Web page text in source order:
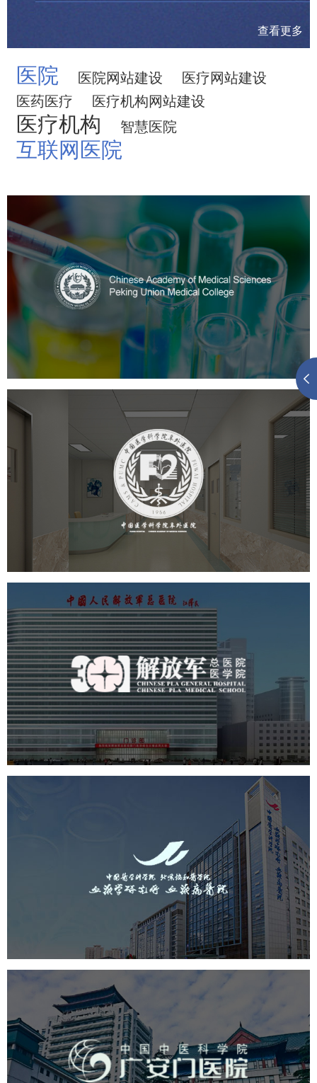
查看更多
医院 医院网站建设
医疗网站建设
医药医疗
医疗机构网站建设
医疗机构 智慧医院
互联网医院
中国医学科学院
医院网站建设
定制开发
大学网站建设
高校网站建设
阜外医院
医药医疗 医院 医院网站建设 定制开发
中国人民解放军总医院 301医
院
医药医疗 医院 医院网站建设 定制开发
中国医学科学院血液病医院
（中国医学科学院...
医院网站建设
互联网医院
网站建设 网页设计
广安门医院